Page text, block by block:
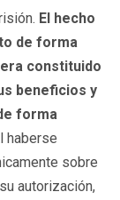
El hecho
de forma
constituido
beneficios y
forma
haberse
sobre
autorización,